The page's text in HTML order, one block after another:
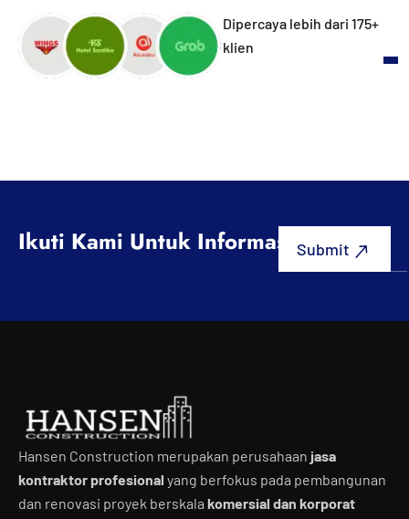
Dipercaya lebih dari 175+
klien
Ikuti Kami Untuk Informasi Terbaru
Hansen Construction merupakan perusahaan jasa
kontraktor profesional yang berfokus pada pembangunan
dan renovasi proyek berskala komersial dan korporat